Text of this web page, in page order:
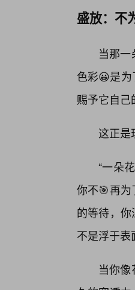
盛放：不
当那
色彩😀是
赐予它自己
这正是
“一朵
你不🎯再
的等待，
不是浮于
当你